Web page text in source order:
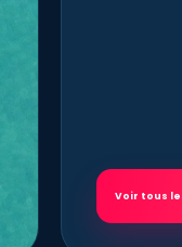
Voir tous